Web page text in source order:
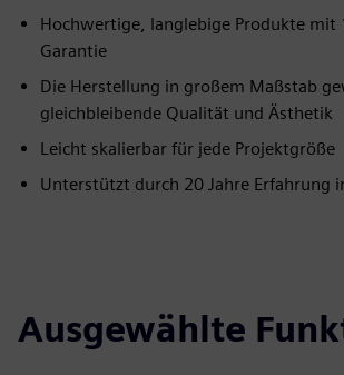
Hochwertige, langlebige Produkte mit
Garantie
Die Herstellung in großem Maßstab
gleichbleibende Qualität und Ästhetik
Leicht skalierbar für jede Projektgröße
Unterstützt durch 20 Jahre Erfahrung
Ausgewählte